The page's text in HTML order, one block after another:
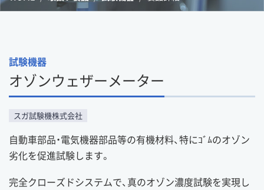
試験機器
オゾンウェザーメーター
スガ試験機株式会社
自動車部品・電気機器部品等の有機材料、特にｺﾞﾑのオゾン
劣化を促進試験します。
完全クローズドシステムで、真のオゾン濃度試験を実現し